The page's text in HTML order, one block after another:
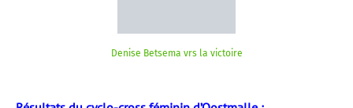
Denise Betsema vrs la victoire